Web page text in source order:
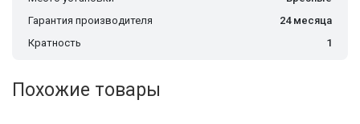
Гарантия производителя
24 месяца
Кратность
1
Похожие товары